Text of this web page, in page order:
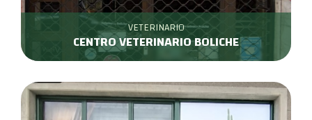
VETERINARIO
CENTRO VETERINARIO BOLICHE